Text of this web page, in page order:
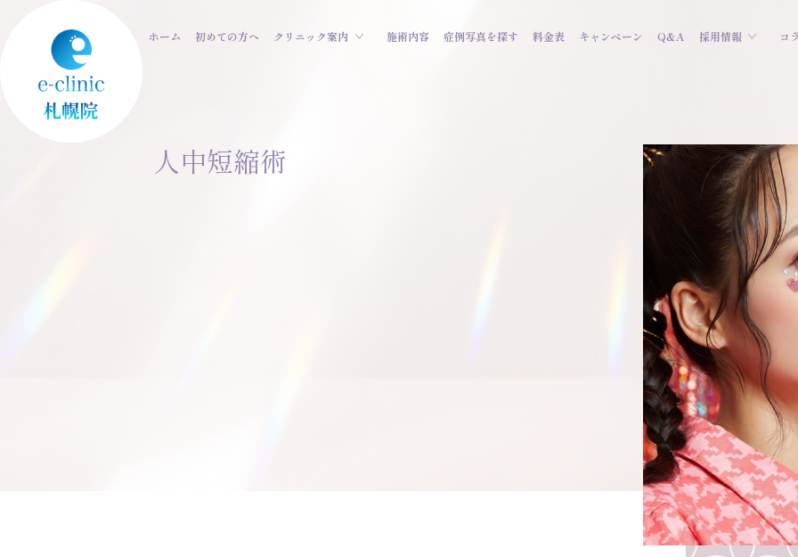
ホーム 初めての方へ クリニック案内 施術内容 症例写真を探す 料金表 キャンペーン Q&A 採用情報 コ
人中短縮術